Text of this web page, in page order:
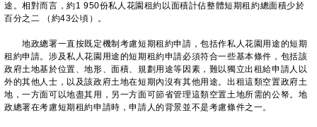
途。相對而言，約1 950份私人花園租約以面積計佔整體短期租約總面積少於
百分之二 （約43公頃）。
地政總署一直按既定機制考慮短期租約申請，包括作私人花園用途的短期
租約申請。涉及私人花園用途的短期租約申請必須符合一些基本條件，包括該
政府土地基於位置、地形、面積、規劃用途等因素，難以獨立出租給申請人以
外的其他人士，以及該政府土地在短期內沒有其他用途。出租這類空置政府土
地，一方面可以地盡其用，另一方面可節省管理這類空置土地所需的公帑。地
政總署在考慮短期租約申請時，申請人的背景並不是考慮條件之一。